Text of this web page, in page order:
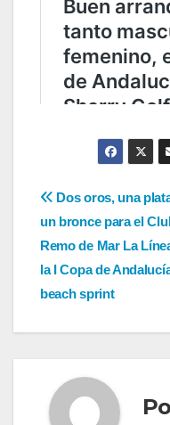
de
entradas
Dos oros, una
un bronce para el
Remo de Mar La
la I Copa de
beach sprint